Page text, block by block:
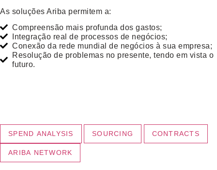
As soluções Ariba permitem a:
Compreensão mais profunda dos gastos;
Integração real de processos de negócios;
Conexão da rede mundial de negócios à sua empresa;
Resolução de problemas no presente, tendo em vista o
futuro.
SPEND ANALYSIS SOURCING CONTRACTS
ARIBA NETWORK